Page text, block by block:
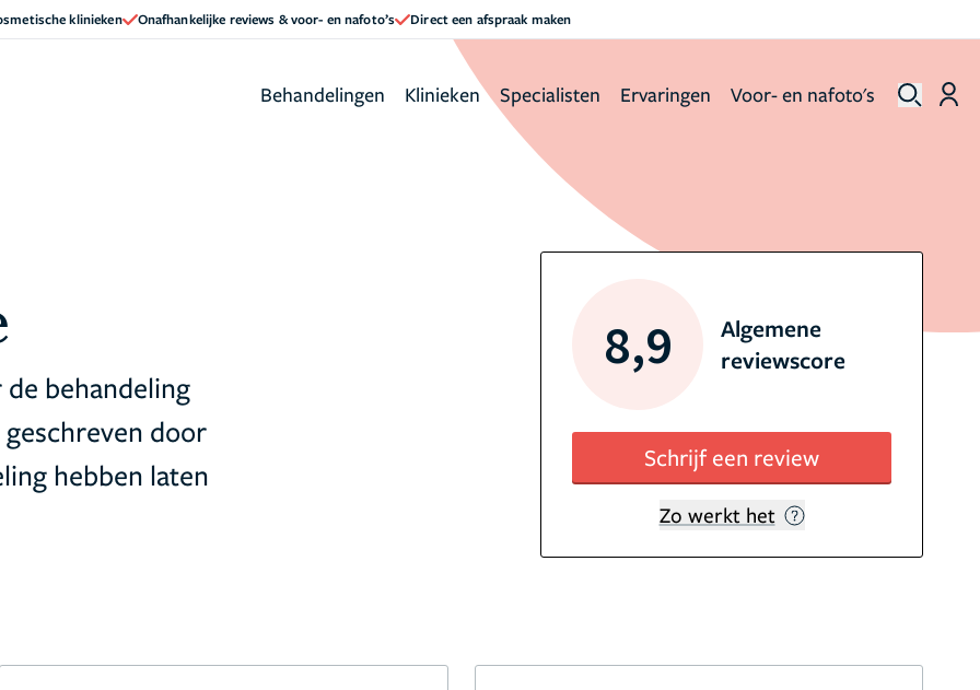
klinieken Onafhankelijke reviews & voor- en nafoto’s Direct een afspraak maken
Behandelingen Klinieken Specialisten Ervaringen Voor- en nafoto's
de behandeling
door
hebben laten
8,9
Algemene
reviewscore
Schrijf een review
Zo werkt het